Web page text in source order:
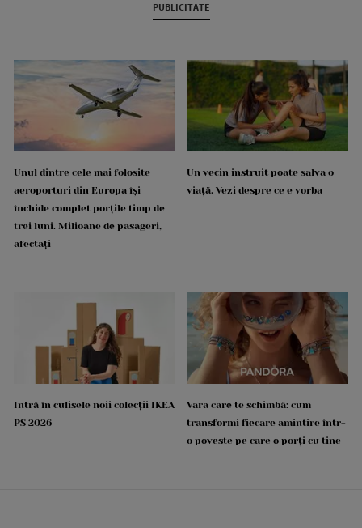
PUBLICITATE
Unul dintre cele mai folosite
aeroporturi din Europa își
închide complet porțile timp de
trei luni. Milioane de pasageri,
afectați
Un vecin instruit poate salva o
viață. Vezi despre ce e vorba
Intră în culisele noii colecții IKEA
PS 2026
Vara care te schimbă: cum
transformi fiecare amintire într-
o poveste pe care o porți cu tine